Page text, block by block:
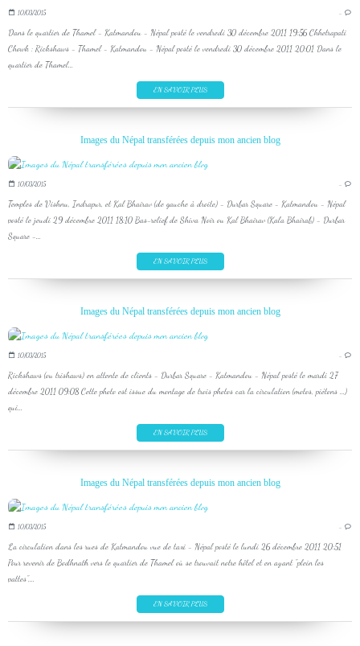
10/03/2015 …
Dans le quartier de Thamel - Katmandou - Népal posté le vendredi 30 décembre 2011 19:56 Chhetrapati
Chowk : Rickshaws - Thamel - Katmandou - Népal posté le vendredi 30 décembre 2011 20:01 Dans le
quartier de Thamel...
EN SAVOIR PLUS
Images du Népal transférées depuis mon ancien blog
10/03/2015 …
Temples de Vishnu, Indrapur, et Kal Bhairav (de gauche à droite) - Durbar Square - Katmandou - Népal
posté le jeudi 29 décembre 2011 18:10 Bas-relief de Shiva Noir ou Kal Bhairav (Kala Bhairab) - Durbar
Square -...
EN SAVOIR PLUS
Images du Népal transférées depuis mon ancien blog
10/03/2015 …
Rickshaws (ou trishaws) en attente de clients - Durbar Square - Katmandou - Népal posté le mardi 27
décembre 2011 09:08 Cette photo est issue du montage de trois photos car la circulation (motos, piétons ...)
qui...
EN SAVOIR PLUS
Images du Népal transférées depuis mon ancien blog
10/03/2015 …
La circulation dans les rues de Katmandou vue de taxi - Népal posté le lundi 26 décembre 2011 20:51
Pour revenir de Bodhnath vers le quartier de Thamel où se trouvait notre hôtel et en ayant "plein les
pattes",...
EN SAVOIR PLUS